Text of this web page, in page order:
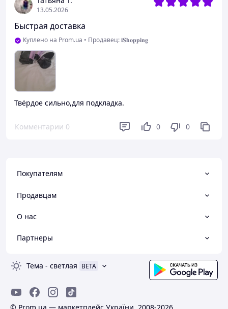
13.05.2026
Быстрая доставка
Куплено на Prom.ua • Продавец: 𝐢𝐒𝐡𝐨𝐩𝐩𝐢𝐧𝐠
Твёрдое сильно,для подкладка.
Комментарии 0 0 0
Покупателям
Продавцам
О нас
Партнеры
Тема - светлая BETA